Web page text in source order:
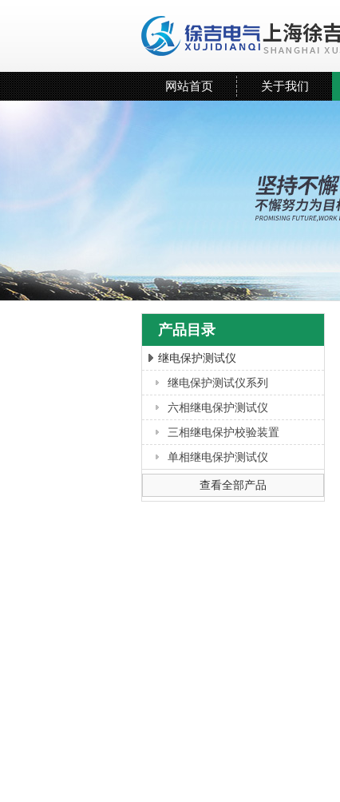
上海徐吉电气有限公司
网站首页 关于我们
产品目录
继电保护测试仪
继电保护测试仪系列
六相继电保护测试仪
三相继电保护校验装置
单相继电保护测试仪
查看全部产品